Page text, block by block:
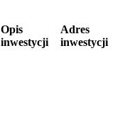
Opis
inwestycji
Adres
inwestycji